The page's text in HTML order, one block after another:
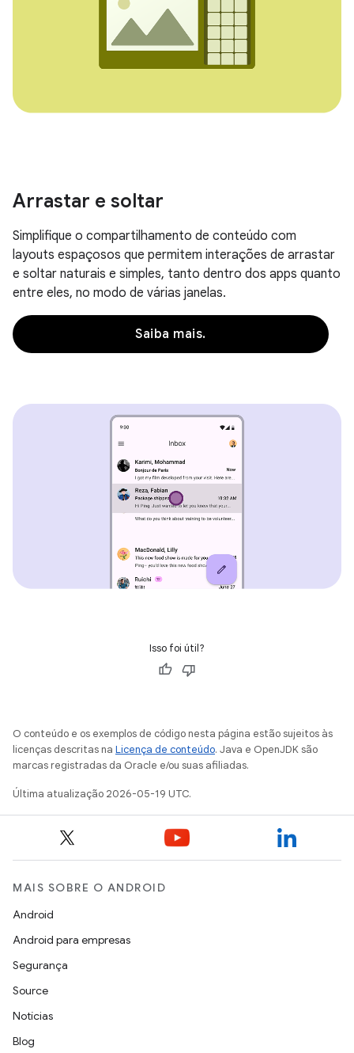
Arrastar e soltar
Simplifique o compartilhamento de conteúdo com
layouts espaçosos que permitem interações de arrastar
e soltar naturais e simples, tanto dentro dos apps quanto
entre eles, no modo de várias janelas.
Saiba mais.
Isso foi útil?
O conteúdo e os exemplos de código nesta página estão sujeitos às
licenças descritas na Licença de conteúdo. Java e OpenJDK são
marcas registradas da Oracle e/ou suas afiliadas.
Última atualização 2026-05-19 UTC.
MAIS SOBRE O ANDROID
Android
Android para empresas
Segurança
Source
Notícias
Blog